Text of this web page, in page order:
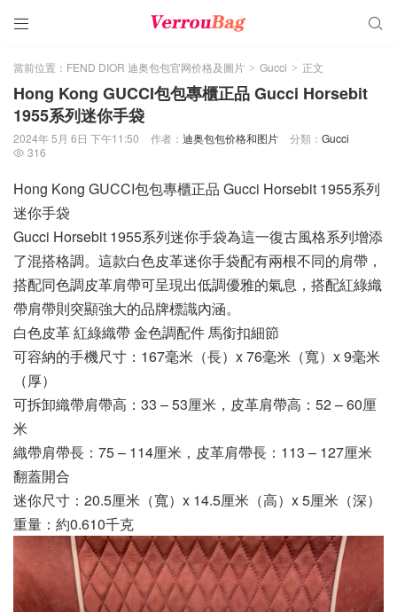
 
當前位置： FEND DIOR 迪奥包包官网价格及圖片 > Gucci > 正文
Hong Kong GUCCI包包專櫃正品 Gucci Horsebit
1955系列迷你手袋
2024年 5月 6日 下午11:50 作者： 迪奥包包价格和图片 分類： Gucci
 316
Hong Kong GUCCI包包專櫃正品 Gucci Horsebit 1955系列
迷你手袋
Gucci Horsebit 1955系列迷你手袋為這一復古風格系列增添
了混搭格調。這款白色皮革迷你手袋配有兩根不同的肩帶，
搭配同色調皮革肩帶可呈現出低調優雅的氣息，搭配紅綠織
帶肩帶則突顯強大的品牌標識內涵。
白色皮革 紅綠織帶 金色調配件 馬銜扣細節
可容納的手機尺寸：167毫米（長）x 76毫米（寬）x 9毫米
（厚）
可拆卸織帶肩帶高：33 – 53厘米，皮革肩帶高：52 – 60厘
米
織帶肩帶長：75 – 114厘米，皮革肩帶長：113 – 127厘米
翻蓋開合
迷你尺寸：20.5厘米（寬）x 14.5厘米（高）x 5厘米（深）
重量：約0.610千克